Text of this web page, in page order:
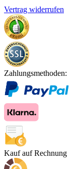
Vertrag widerrufen
Zahlungsmethoden:
Kauf auf Rechnung